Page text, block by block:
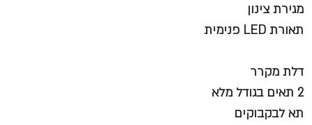
מגירת צינון
תאורת LED פנימית
דלת מקרר
2 תאים בגודל מלא
תא לבקבוקים